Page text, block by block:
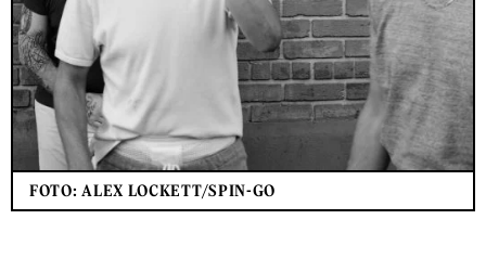
FOTO: ALEX LOCKETT/SPIN-GO